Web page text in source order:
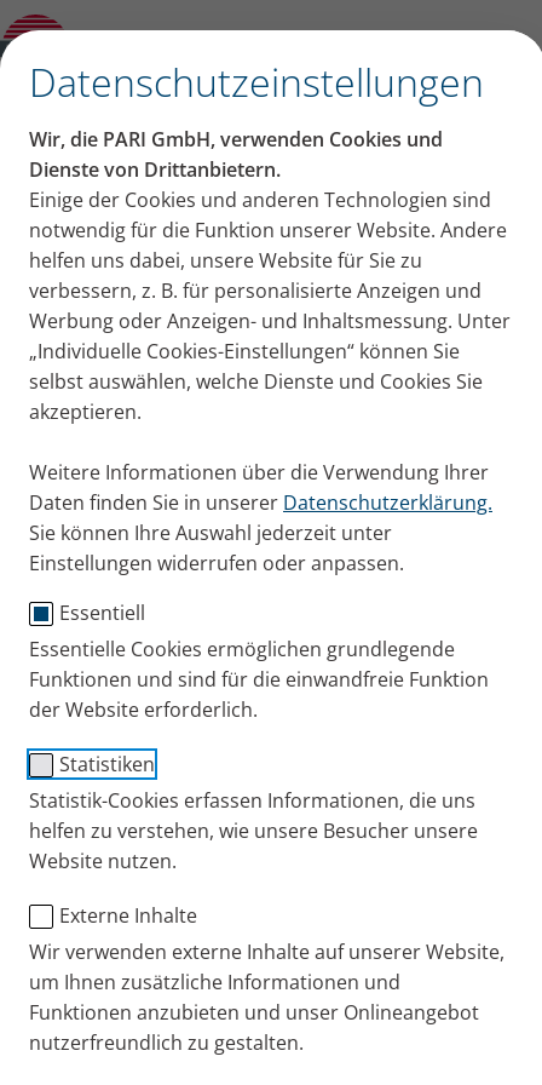
Datenschutzeinstellungen
Wir, die PARI GmbH, verwenden Cookies und
Dienste von Drittanbietern.
Einige der Cookies und anderen Technologien sind
notwendig für die Funktion unserer Website. Andere
helfen uns dabei, unsere Website für Sie zu
verbessern, z. B. für personalisierte Anzeigen und
Werbung oder Anzeigen- und Inhaltsmessung. Unter
„Individuelle Cookies-Einstellungen“ können Sie
selbst auswählen, welche Dienste und Cookies Sie
akzeptieren.
Weitere Informationen über die Verwendung Ihrer
Daten finden Sie in unserer Datenschutzerklärung.
Sie können Ihre Auswahl jederzeit unter
Einstellungen widerrufen oder anpassen.
Essentiell
Essentielle Cookies ermöglichen grundlegende
Funktionen und sind für die einwandfreie Funktion
der Website erforderlich.
Statistiken
Statistik-Cookies erfassen Informationen, die uns
helfen zu verstehen, wie unsere Besucher unsere
Website nutzen.
Externe Inhalte
Wir verwenden externe Inhalte auf unserer Website,
um Ihnen zusätzliche Informationen und
Funktionen anzubieten und unser Onlineangebot
nutzerfreundlich zu gestalten.
PARI CENTRAL Clip
PARI LC SPRINT®
Klinikpackung
Anwender
Für Kinder ab 4 Jahren und Erwachsene zur
Behandlung des zentralen Bereichs der Lunge.
Ausstattung
Düsenvernebler (blauer Düsenaufsatz) mit
Ventilsystem und Mundstück universell ohne
Anschlussschlauch, 10er Packung.